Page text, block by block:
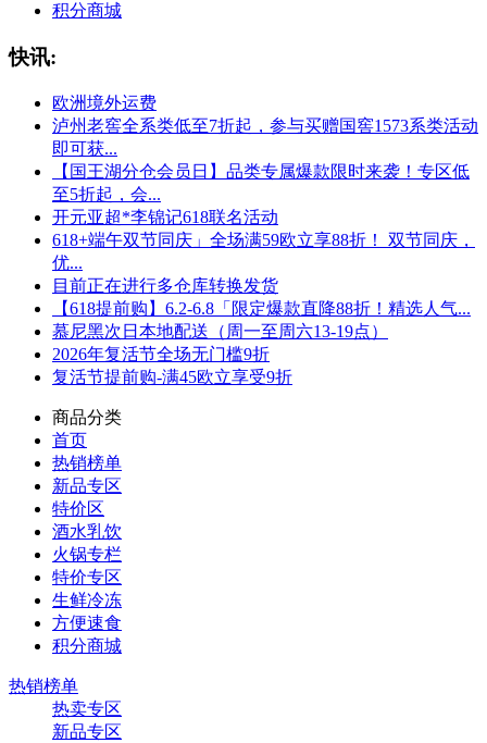
积分商城
快讯:
欧洲境外运费
泸州老窖全系类低至7折起，参与买赠国窖1573系类活动
即可获...
【国王湖分仓会员日】品类专属爆款限时来袭！专区低
至5折起，会...
开元亚超*李锦记618联名活动
618+端午双节同庆」全场满59欧立享88折！ 双节同庆，
优...
目前正在进行多仓库转换发货
【618提前购】6.2-6.8「限定爆款直降88折！精选人气...
慕尼黑次日本地配送（周一至周六13-19点）
2026年复活节全场无门槛9折
复活节提前购-满45欧立享受9折
商品分类
首页
热销榜单
新品专区
特价区
酒水乳饮
火锅专栏
特价专区
生鲜冷冻
方便速食
积分商城
热销榜单
热卖专区
新品专区